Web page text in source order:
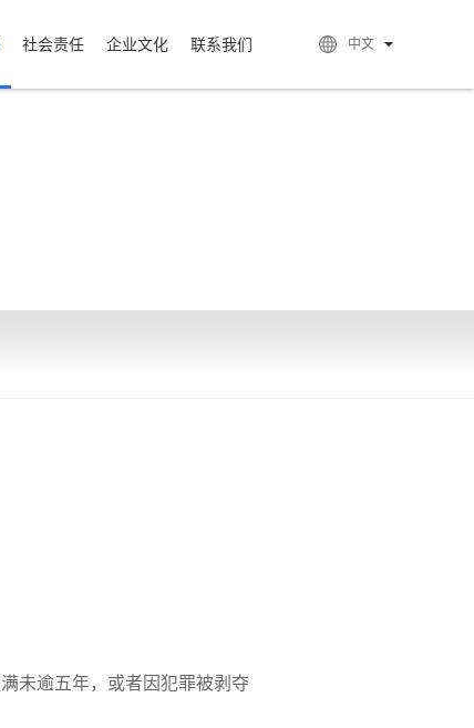
社会责任 企业文化 联系我们 中文
未逾五年，或者因犯罪被剥夺